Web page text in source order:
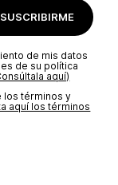
SUSCRIBIRME
de mis datos
de su política
aquí)
los términos y
aquí los términos